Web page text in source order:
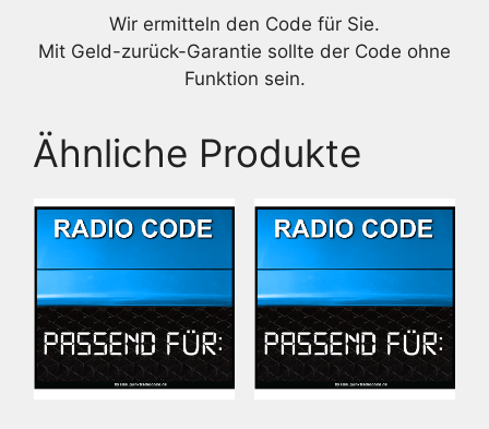
Wir ermitteln den Code für Sie.
Mit Geld-zurück-Garantie sollte der Code ohne
Funktion sein.
Ähnliche Produkte